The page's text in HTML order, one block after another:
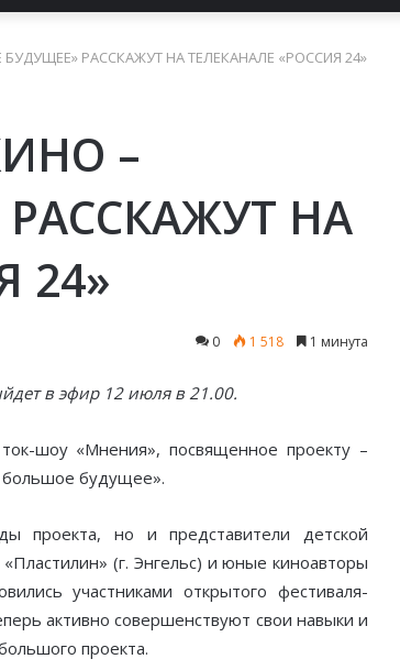
РАССКАЖУТ НА ТЕЛЕКАНАЛЕ «РОССИЯ 24»
–
НА
24»
0 1 518 1 минута
в эфир 12 июля в 21.00.
шоу «Мнения», посвященное проекту –
большое будущее».
проекта, но и представители детской
(г. Энгельс) и юные киноавторы
участниками открытого фестиваля-
активно совершенствуют свои навыки и
проекта.